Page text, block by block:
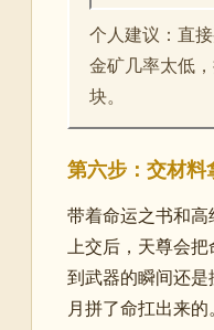
个人建议：直
金矿几率太低
块。
第六步：交材料
带着命运之书和
上交后，天尊会
到武器的瞬间还
月拼了命扛出来的。